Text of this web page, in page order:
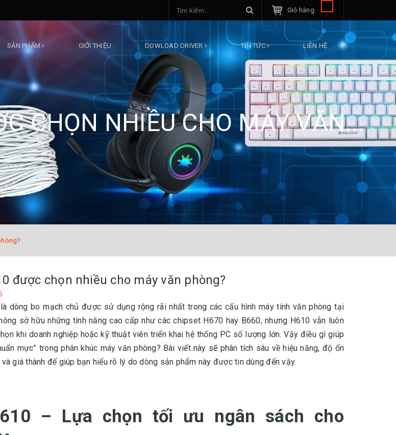
Giỏ hàng
SẢN PHẨM GIỚI THIỆU DOWLOAD DRIVER TIN TỨC LIÊN HỆ
CHỌN NHIỀU CHO MÁY VĂN...
được chọn nhiều cho máy văn phòng?
dòng bo mạch chủ được sử dụng rộng rãi nhất trong các cấu hình máy tính văn phòng tại
sở hữu những tính năng cao cấp như các chipset H670 hay B660, nhưng H610 vẫn luôn
khi doanh nghiệp hoặc kỹ thuật viên triển khai hệ thống PC số lượng lớn. Vậy điều gì giúp
mực” trong phân khúc máy văn phòng? Bài viết này sẽ phân tích sâu về hiệu năng, độ ổn
giá thành để giúp bạn hiểu rõ lý do dòng sản phẩm này được tin dùng đến vậy.
– Lựa chọn tối ưu ngân sách cho